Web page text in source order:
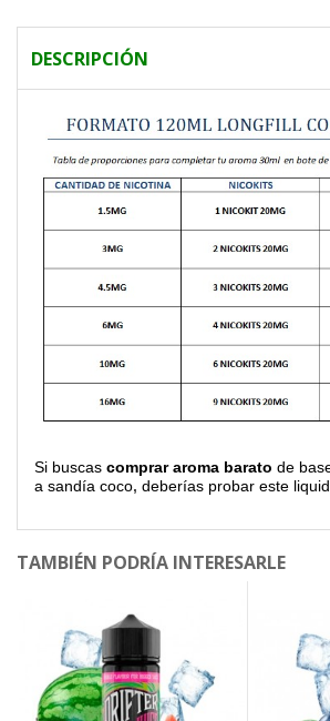
DESCRIPCIÓN
Si buscas comprar aroma barato de
a sandía coco, deberías probar este
TAMBIÉN PODRÍA INTERESARLE